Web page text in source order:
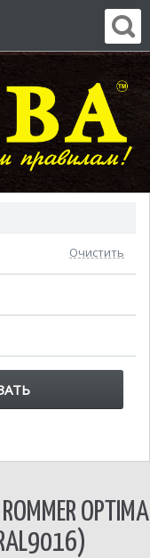
Очистить
OPTIMA